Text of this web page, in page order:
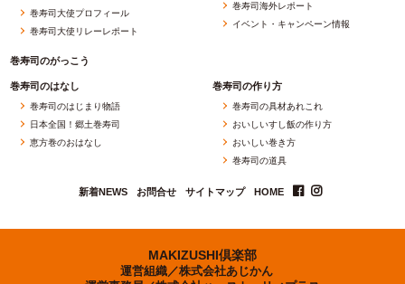
巻寿司大使プロフィール
巻寿司大使リレーレポート
巻寿司のがっこう
巻寿司海外レポート
イベント・キャンペーン情報
巻寿司のはなし
巻寿司のはじまり物語
日本全国！郷土巻寿司
恵方巻のおはなし
巻寿司の作り方
巻寿司の具材あれこれ
おいしいすし飯の作り方
おいしい巻き方
巻寿司の道具
新着NEWS お問合せ サイトマップ HOME
MAKIZUSHI倶楽部
運営組織／株式会社あじかん